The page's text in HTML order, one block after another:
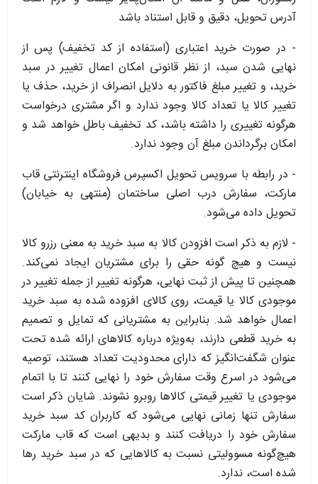
آدرس تحویل، دقیق و قابل استناد باشد
- در صورت خرید اعتباری (استفاده از کد تخفیف) پس از
نهایی شدن سبد، از نظر قانونی امکان اعمال تغییر در سبد
خرید، و تغییر مبلغ فاکتور به دلایل انصراف از خرید، حذف یا
تغییر کالا یا تعداد کالا وجود ندارد و اگر مشتری درخواست
هرگونه تغییری را داشته باشد، کد تخفیف باطل خواهد شد و
امکان برگرداندن مبلغ آن وجود ندارد.
- در رابطه با سرویس تحویل اکسپرس فروشگاه اینترنتی قاب
مارکت، سفارش درب اصلی ساختمان (منتهی به خیابان)
تحویل داده می‌شود.
- لازم به ذکر است افزودن کالا به سبد خرید به معنی رزرو کالا
نیست و هیچ گونه حقی را برای مشتریان ایجاد نمی‌کند.
همچنین تا پیش از ثبت نهایی، هرگونه تغییر از جمله تغییر در
موجودی کالا یا قیمت، روی کالای افزوده شده به سبد خرید
اعمال خواهد شد. بنابراین به مشتریانی که تمایل و تصمیم
به خرید قطعی دارند، به‌ویژه درباره کالاهای ارائه شده تحت
عنوان شگفت‌انگیز که دارای محدودیت تعداد هستند، توصیه
می‌شود در اسرع وقت سفارش خود را نهایی کنند تا با اتمام
موجودی یا تغییر قیمتی کالاها روبرو نشوند. شایان ذکر است
سفارش تنها زمانی نهایی می‌شود که کاربران کد سبد خرید
سفارش خود را دریافت کنند و بدیهی است که قاب مارکت
هیچ‌گونه مسوولیتی نسبت به کالاهایی که در سبد خرید رها
شده است، ندارد.